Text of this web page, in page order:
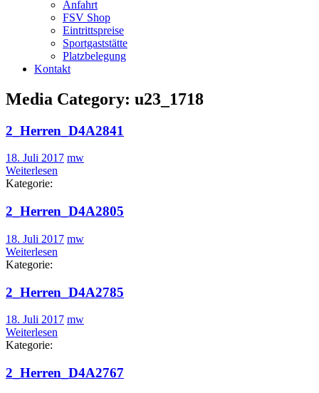
Anfahrt
FSV Shop
Eintrittspreise
Sportgaststätte
Platzbelegung
Kontakt
Media Category: u23_1718
2_Herren_D4A2841
18. Juli 2017 mw
Weiterlesen
Kategorie:
2_Herren_D4A2805
18. Juli 2017 mw
Weiterlesen
Kategorie:
2_Herren_D4A2785
18. Juli 2017 mw
Weiterlesen
Kategorie:
2_Herren_D4A2767